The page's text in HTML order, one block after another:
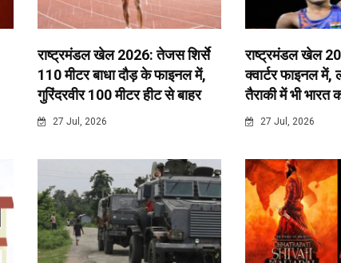
राष्ट्रमंडल खेल 2026: तेजस शिर्से
110 मीटर बाधा दौड़ के फाइनल में,
गुरिंदरवीर 100 मीटर हीट से बाहर
27 Jul, 2026
राष्ट्रमंडल खेल
क्वार्टर फाइनल
तैराकी में भी भारत
27 Jul, 2026